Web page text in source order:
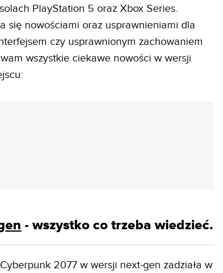
PlayStation 5 oraz Xbox Series.
się nowościami oraz usprawnieniami dla
czy usprawnionym zachowaniem
wszystkie ciekawe nowości w wersji
- wszystko co trzeba wiedzieć.
Cyberpunk 2077 w wersji next-gen zadziała w